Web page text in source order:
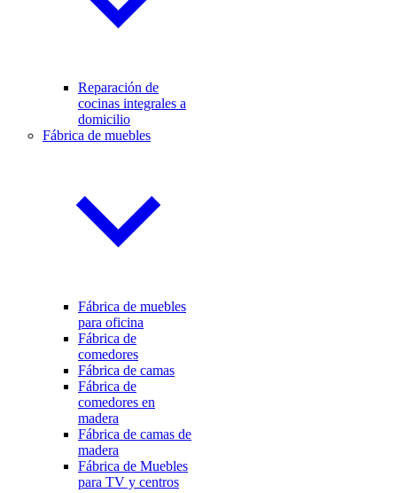
Reparación de
cocinas integrales a
domicilio
Fábrica de muebles
Fábrica de muebles
para oficina
Fábrica de
comedores
Fábrica de camas
Fábrica de
comedores en
madera
Fábrica de camas de
madera
Fábrica de Muebles
para TV y centros